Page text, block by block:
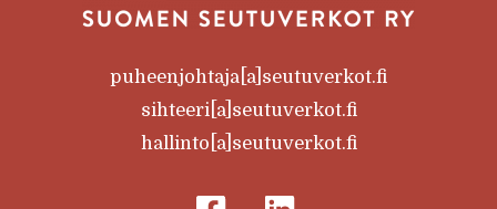
puheenjohtaja[a]seutuverkot.fi
sihteeri[a]seutuverkot.fi
hallinto[a]seutuverkot.fi